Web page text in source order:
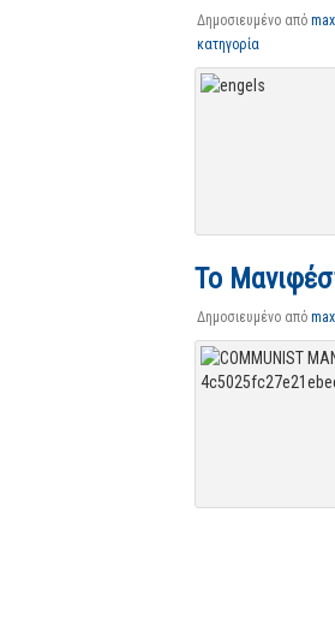
Δημοσιευμένο από
κατηγορία
Το
Δημοσιευμένο από